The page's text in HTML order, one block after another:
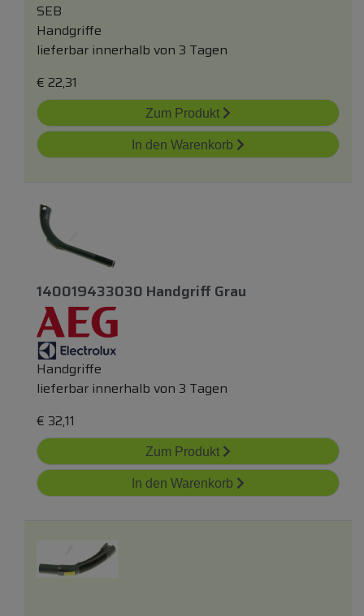
SEB
Handgriffe
lieferbar innerhalb von 3 Tagen
€ 22,31
Zum Produkt
In den Warenkorb
140019433030 Handgriff Grau
Handgriffe
lieferbar innerhalb von 3 Tagen
€ 32,11
Zum Produkt
In den Warenkorb